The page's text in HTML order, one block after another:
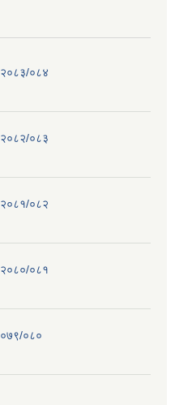
२०८३/०८४
२०८२/०८३
२०८१/०८२
२०८०/०८१
०७९/०८०